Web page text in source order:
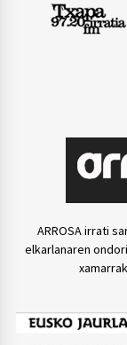
ARROSA irrati
elkarlanaren